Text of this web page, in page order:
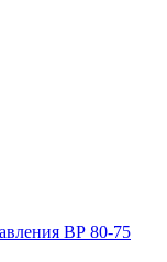
ВР 80-75